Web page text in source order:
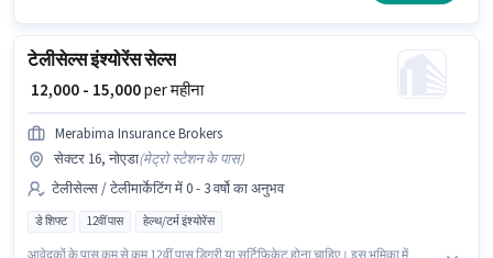
टेलीसेल्स इंश्योरेंस सेल्स
₹ 12,000 - 15,000per महीना
Merabima Insurance Brokers
सेक्टर 16, नोएडा(मेट्रो स्टेशन के पास)
टेलीसेल्स / टेलीमार्केटिंग में 0 - 3 वर्षो का अनुभव
डे शिफ्ट 12वीं पास हेल्थ/टर्म इंश्योरेंस